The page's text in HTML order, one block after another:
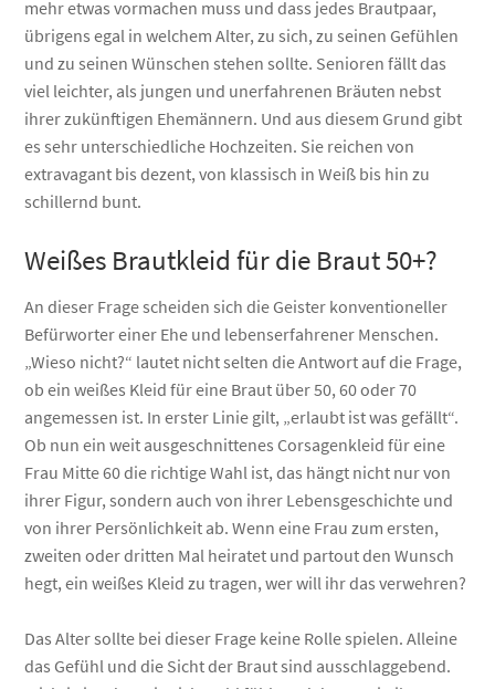
mehr etwas vormachen muss und dass jedes Brautpaar,
übrigens egal in welchem Alter, zu sich, zu seinen Gefühlen
und zu seinen Wünschen stehen sollte. Senioren fällt das
viel leichter, als jungen und unerfahrenen Bräuten nebst
ihrer zukünftigen Ehemännern. Und aus diesem Grund gibt
es sehr unterschiedliche Hochzeiten. Sie reichen von
extravagant bis dezent, von klassisch in Weiß bis hin zu
schillernd bunt.
Weißes Brautkleid für die Braut 50+?
An dieser Frage scheiden sich die Geister konventioneller
Befürworter einer Ehe und lebenserfahrener Menschen.
„Wieso nicht?“ lautet nicht selten die Antwort auf die Frage,
ob ein weißes Kleid für eine Braut über 50, 60 oder 70
angemessen ist. In erster Linie gilt, „erlaubt ist was gefällt“.
Ob nun ein weit ausgeschnittenes Corsagenkleid für eine
Frau Mitte 60 die richtige Wahl ist, das hängt nicht nur von
ihrer Figur, sondern auch von ihrer Lebensgeschichte und
von ihrer Persönlichkeit ab. Wenn eine Frau zum ersten,
zweiten oder dritten Mal heiratet und partout den Wunsch
hegt, ein weißes Kleid zu tragen, wer will ihr das verwehren?
Das Alter sollte bei dieser Frage keine Rolle spielen. Alleine
das Gefühl und die Sicht der Braut sind ausschlaggebend.